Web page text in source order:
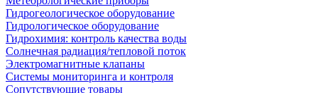
Гидрогеологическое оборудование
Гидрологическое оборудование
Гидрохимия: контроль качества воды
Солнечная радиация/тепловой поток
Электромагнитные клапаны
Системы мониторинга и контроля
Сопутствующие товары